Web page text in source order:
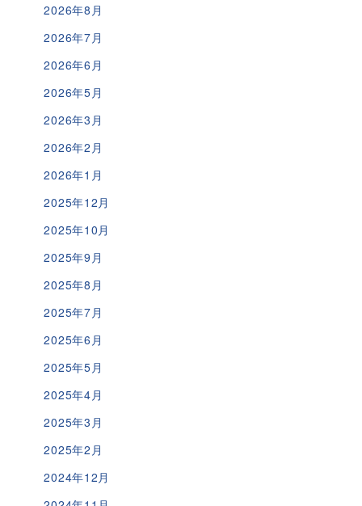
2026年8月
2026年7月
2026年6月
2026年5月
2026年3月
2026年2月
2026年1月
2025年12月
2025年10月
2025年9月
2025年8月
2025年7月
2025年6月
2025年5月
2025年4月
2025年3月
2025年2月
2024年12月